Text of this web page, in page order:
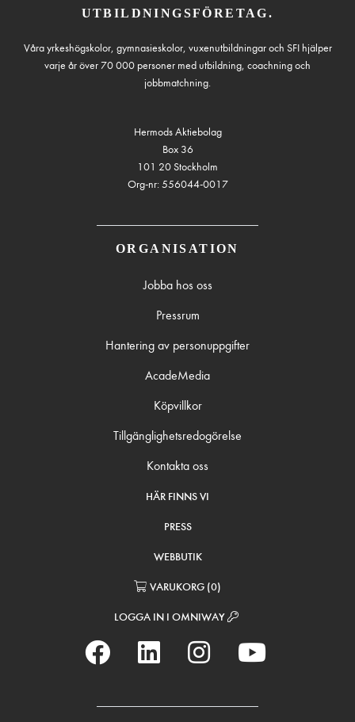
UTBILDNINGSFÖRETAG.
Våra yrkeshögskolor, gymnasieskolor, vuxenutbildningar och SFI hjälper
varje år över 70 000 personer med utbildning, coachning och
jobbmatchning.
Hermods Aktiebolag
Box 36
101 20 Stockholm
Org-nr: 556044-0017
ORGANISATION
Jobba hos oss
Pressrum
Hantering av personuppgifter
AcadeMedia
Köpvillkor
Tillgänglighetsredogörelse
Kontakta oss
HÄR FINNS VI
PRESS
WEBBUTIK
VARUKORG (0)
LOGGA IN I OMNIWAY